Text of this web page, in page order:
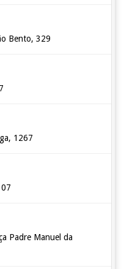
Bento, 329
1267
Padre Manuel da